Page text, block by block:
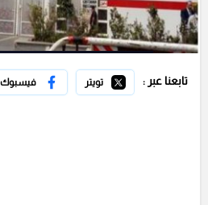
تابعنا عبر : تويتر فيسبوك